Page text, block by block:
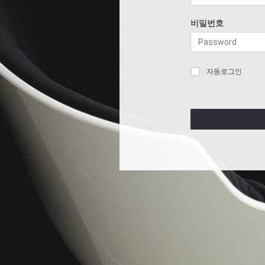
비밀번호
자동로그인